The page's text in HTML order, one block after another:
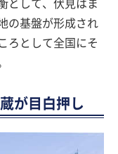
として、伏見はま
の基盤が形成され
ろとして全国にそ
が目白押し